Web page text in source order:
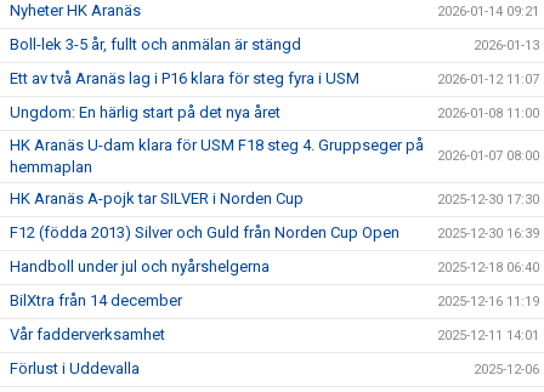
Nyheter HK Aranäs 2026-01-14 09:21
Boll-lek 3-5 år, fullt och anmälan är stängd 2026-01-13
Ett av två Aranäs lag i P16 klara för steg fyra i USM 2026-01-12 11:07
Ungdom: En härlig start på det nya året 2026-01-08 11:00
HK Aranäs U-dam klara för USM F18 steg 4. Gruppseger på
hemmaplan
2026-01-07 08:00
HK Aranäs A-pojk tar SILVER i Norden Cup 2025-12-30 17:30
F12 (födda 2013) Silver och Guld från Norden Cup Open 2025-12-30 16:39
Handboll under jul och nyårshelgerna 2025-12-18 06:40
BilXtra från 14 december 2025-12-16 11:19
Vår fadderverksamhet 2025-12-11 14:01
Förlust i Uddevalla 2025-12-06